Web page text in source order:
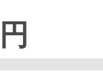
ファッション
円